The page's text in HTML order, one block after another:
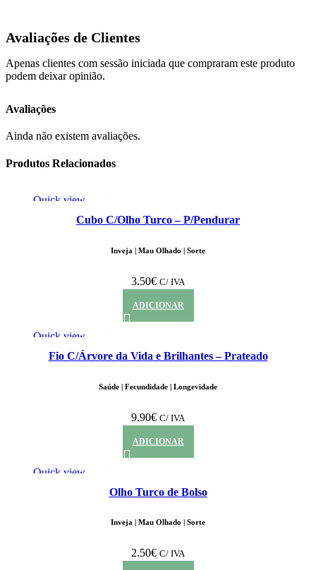
Avaliações de Clientes
Avaliações
Ainda não existem avaliações.
Apenas clientes com sessão iniciada que compraram este produto
podem deixar opinião.
Produtos Relacionados
Quick view
Adicionar aos FavoritosCubo C/Olho Turco – P/Pendurar
Inveja | Mau Olhado | Sorte
3.50€ C/ IVA
ADICIONAR
Quick view
Adicionar aos Favoritos
Fio C/Árvore da Vida e Brilhantes – Prateado
Saúde | Fecundidade | Longevidade
9.90€ C/ IVA
ADICIONAR
Quick view
Adicionar aos FavoritosOlho Turco de Bolso
Inveja | Mau Olhado | Sorte
2.50€ C/ IVA